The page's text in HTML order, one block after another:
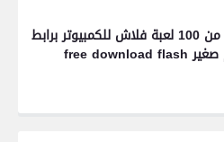
تحميل أكثر من 100 لعبة فلاش للكمبيوتر برابط
مباشر حجم صغير free download flash